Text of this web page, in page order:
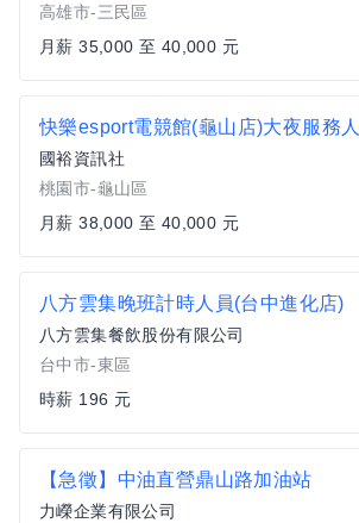
高雄市-三民區
月薪 35,000 至 40,000 元
快樂esport電競館(龜山店)大夜服務
國裕資訊社
桃園市-龜山區
月薪 38,000 至 40,000 元
八方雲集晚班計時人員(台中進化店)
八方雲集餐飲股份有限公司
台中市-東區
時薪 196 元
【急徵】中油直營鼎山路加油站
力嶸企業有限公司